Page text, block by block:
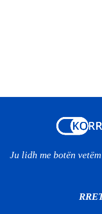
Ju lidh me botën